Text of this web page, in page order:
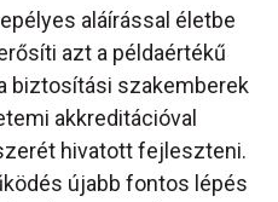
aláírással életbe
azt a példaértékű
biztosítási szakemberek
akkreditációval
hivatott fejleszteni.
újabb fontos lépés